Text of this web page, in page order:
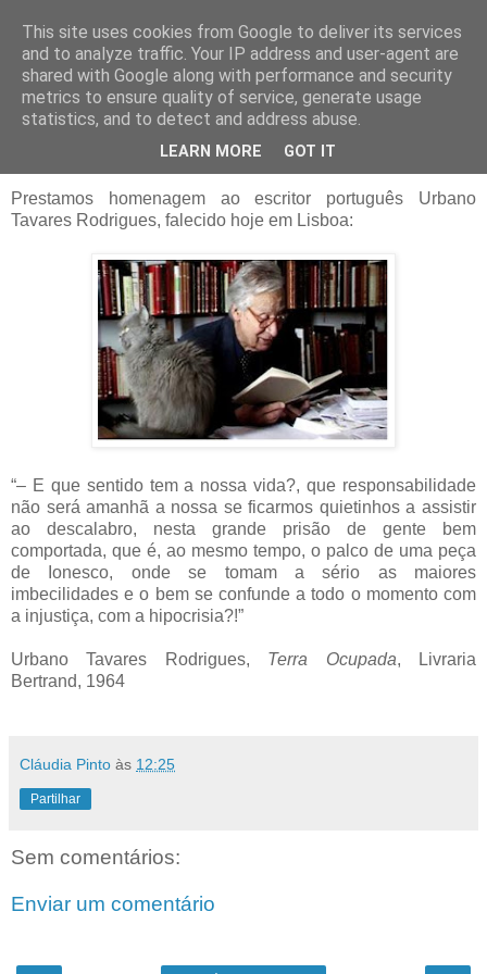
Blogue da Priberam
sexta-feira, 9 de agosto de 2013
Urbano Tavares Rodrigues (1923-2013)
Prestamos homenagem ao escritor português Urbano
Tavares Rodrigues, falecido hoje em Lisboa:
“– E que sentido tem a nossa vida?, que responsabilidade
não será amanhã a nossa se ficarmos quietinhos a assistir
ao descalabro, nesta grande prisão de gente bem
comportada, que é, ao mesmo tempo, o palco de uma peça
de Ionesco, onde se tomam a sério as maiores
imbecilidades e o bem se confunde a todo o momento com
a injustiça, com a hipocrisia?!”
Urbano Tavares Rodrigues, Terra Ocupada, Livraria
Bertrand, 1964
Cláudia Pinto às 12:25
Partilhar
Sem comentários:
Enviar um comentário
This site uses cookies from Google to deliver its services
and to analyze traffic. Your IP address and user-agent are
shared with Google along with performance and security
metrics to ensure quality of service, generate usage
statistics, and to detect and address abuse.
LEARN MORE GOT IT